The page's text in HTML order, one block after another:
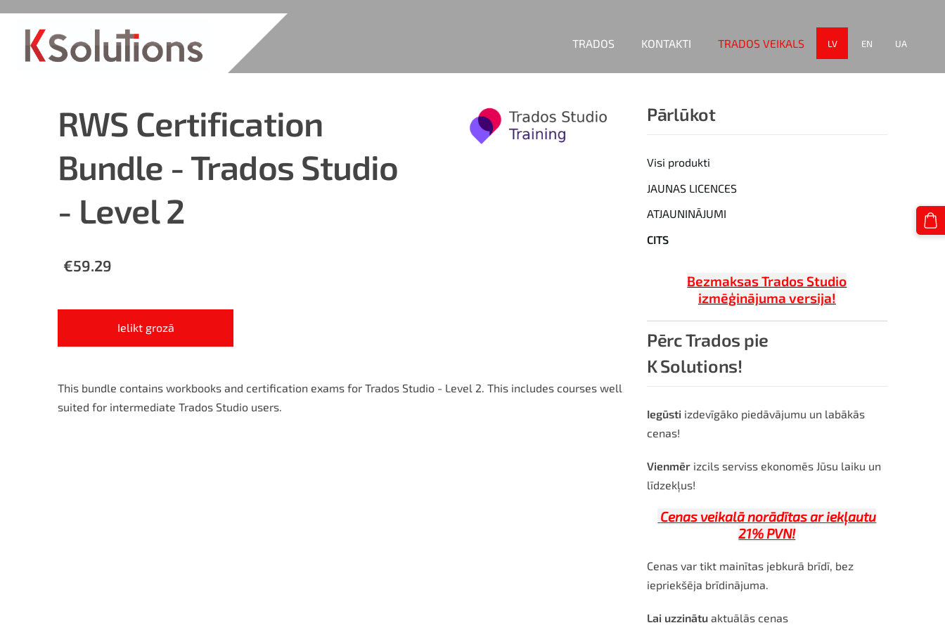
TRADOS KONTAKTI TRADOS VEIKALS LV EN UA
Pārlūkot
Visi produkti
JAUNAS LICENCES
ATJAUNINĀJUMI
CITS
Bezmaksas Trados Studio
izmēģinājuma versija!
Pērc Trados pie
K Solutions!
Iegūsti izdevīgāko piedāvājumu un labākās
cenas!
Vienmērizcils serviss ekonomēs Jūsu laiku un
līdzekļus!
Cenas veikalā norādītas ar iekļautu
21% PVN!
Cenas var tikt mainītas jebkurā brīdī, bez
iepriekšēja brīdinājuma.
Lai uzzinātuaktuālās cenas
RWS Certification
Bundle - Trados Studio
- Level 2
€59.29
Ielikt grozā
This bundle contains workbooks and certification exams for Trados Studio - Level 2. This includes courses well
suited for intermediate Trados Studio users.